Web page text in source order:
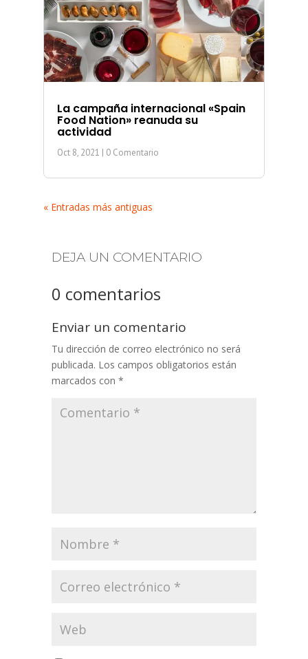
La campaña internacional «Spain
Food Nation» reanuda su
actividad
Oct 8, 2021 | 0 Comentario
« Entradas más antiguas
DEJA UN COMENTARIO
0 comentarios
Enviar un comentario
Tu dirección de correo electrónico no será
publicada. Los campos obligatorios están
marcados con *